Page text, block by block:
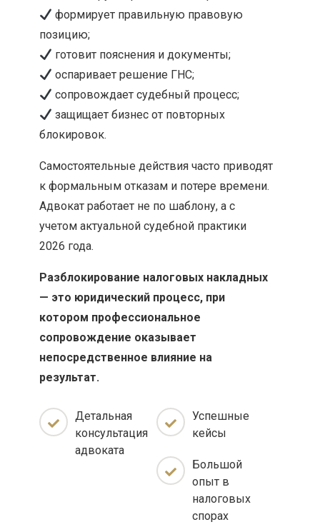
формирует правильную правовую
позицию;
готовит пояснения и документы;
оспаривает решение ГНС;
сопровождает судебный процесс;
защищает бизнес от повторных
блокировок.
Самостоятельные действия часто приводят
к формальным отказам и потере времени.
Адвокат работает не по шаблону, а с
учетом актуальной судебной практики
2026 года.
Разблокирование налоговых накладных
— это юридический процесс, при
котором профессиональное
сопровождение оказывает
непосредственное влияние на
результат.
Детальная
консультация
адвоката
Успешные
кейсы
Большой
опыт в
налоговых
спорах